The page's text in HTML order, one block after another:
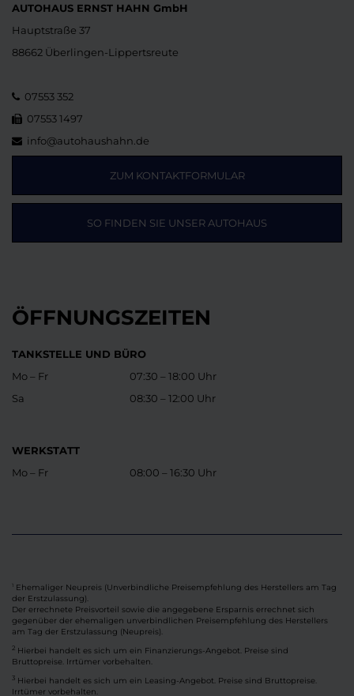
AUTOHAUS ERNST HAHN GmbH
Hauptstraße 37
88662 Überlingen-Lippertsreute
07553 352
07553 1497
info@autohaushahn.de
ZUM KONTAKTFORMULAR
SO FINDEN SIE UNSER AUTOHAUS
ÖFFNUNGSZEITEN
TANKSTELLE UND BÜRO
Mo – Fr
Sa
07:30 – 18:00 Uhr
08:30 – 12:00 Uhr
WERKSTATT
Mo – Fr
08:00 – 16:30 Uhr
Ehemaliger Neupreis (Unverbindliche Preisempfehlung des Herstellers am Tag
der Erstzulassung).
Der errechnete Preisvorteil sowie die angegebene Ersparnis errechnet sich
gegenüber der ehemaligen unverbindlichen Preisempfehlung des Herstellers
am Tag der Erstzulassung (Neupreis).
2 Hierbei handelt es sich um ein Finanzierungs-Angebot. Preise sind
Bruttopreise. Irrtümer vorbehalten.
3 Hierbei handelt es sich um ein Leasing-Angebot. Preise sind Bruttopreise.
Irrtümer vorbehalten.